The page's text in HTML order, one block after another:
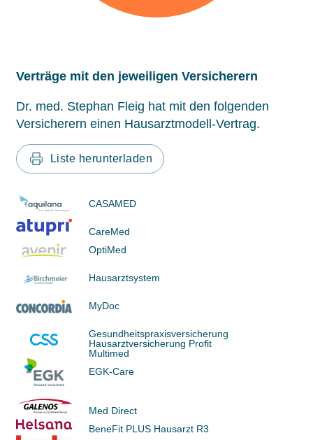
Verträge mit den jeweiligen Versicherern
Dr. med. Stephan Fleig hat mit den folgenden
Versicherern einen Hausarztmodell-Vertrag.
Liste herunterladen
CASAMED
CareMed
OptiMed
Hausarztsystem
MyDoc
Gesundheitspraxisversicherung
Hausarztversicherung Profit
Multimed
EGK-Care
Med Direct
BeneFit PLUS Hausarzt R3